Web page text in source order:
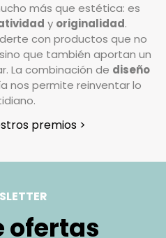
ser abonado por el
de pedidos
defectuosos, donde los
asumidos por
la que recibiste el
más que estética: es
y originalidad.
con productos que no
que también aportan un
La combinación de diseño
nos permite reinventar lo
premios >
ofertas